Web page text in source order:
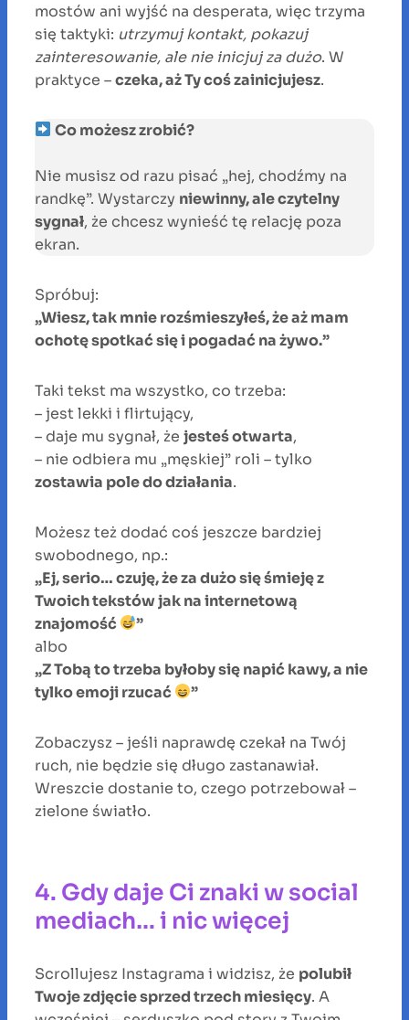
mostów ani wyjść na desperata, więc trzyma
się taktyki: utrzymuj kontakt, pokazuj
zainteresowanie, ale nie inicjuj za dużo. W
praktyce –czeka, aż Ty coś zainicjujesz.
Co możesz zrobić?
Nie musisz od razu pisać „hej, chodźmy na
randkę”. Wystarczy niewinny, ale czytelny
sygnał, że chcesz wynieść tę relację poza
ekran.
Spróbuj:
„Wiesz, tak mnie rozśmieszyłeś, że aż mam
ochotę spotkać się i pogadać na żywo.”
Taki tekst ma wszystko, co trzeba:
– jest lekki i flirtujący,
– daje mu sygnał, że jesteś otwarta,
– nie odbiera mu „męskiej” roli – tylko
zostawia pole do działania.
Możesz też dodać coś jeszcze bardziej
swobodnego, np.:
„Ej, serio… czuję, że za dużo się śmieję z
Twoich tekstów jak na internetową
znajomość
”
albo
„Z Tobą to trzeba byłoby się napić kawy, a nie
tylko emoji rzucać
”
Zobaczysz – jeśli naprawdę czekał na Twój
ruch, nie będzie się długo zastanawiał.
Wreszcie dostanie to, czego potrzebował –
zielone światło.
4. Gdy daje Ci znaki w social
mediach… i nic więcej
Scrollujesz Instagrama i widzisz, że polubił
Twoje zdjęcie sprzed trzech miesięcy. A